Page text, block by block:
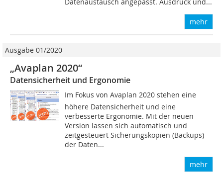
mehr
Ausgabe 01/2020
„Avaplan 2020“
Datensicherheit und Ergonomie
Im Fokus von Avaplan 2020 stehen eine
höhere Datensicherheit und eine
verbesserte Ergonomie. Mit der neuen
Version lassen sich automatisch und
zeitgesteuert Sicherungskopien (Backups)
der Daten...
mehr